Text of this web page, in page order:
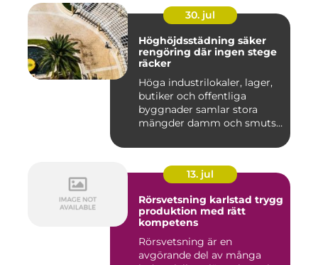
30. jul
Höghöjdsstädning säker
rengöring där ingen stege
räcker
Höga industrilokaler, lager,
butiker och offentliga
byggnader samlar stora
mängder damm och smuts
13. jul
Rörsvetsning karlstad trygg
produktion med rätt
kompetens
Rörsvetsning är en
avgörande del av många